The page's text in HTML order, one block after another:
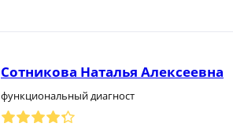
Сотникова Наталья Алексеевна
функциональный диагност